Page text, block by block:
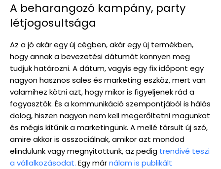
A beharangozó kampány, party
létjogosultsága
Az a jó akár egy új cégben, akár egy új termékben,
hogy annak a bevezetési dátumát könnyen meg
tudjuk határozni. A dátum, vagyis egy fix időpont egy
nagyon hasznos sales és marketing eszköz, mert van
valamihez kötni azt, hogy mikor is figyeljenek rád a
fogyasztók. És a kommunikáció szempontjából is hálás
dolog, hiszen nagyon nem kell megerőltetni magunkat
és mégis kitűnik a marketingünk. A mellé társult új szó,
amire akkor is asszociálnak, amikor azt mondod
elindulunk vagy megnyitottunk, az pedig trendivé teszi
a vállalkozásodat. Egy márnálam is publikált